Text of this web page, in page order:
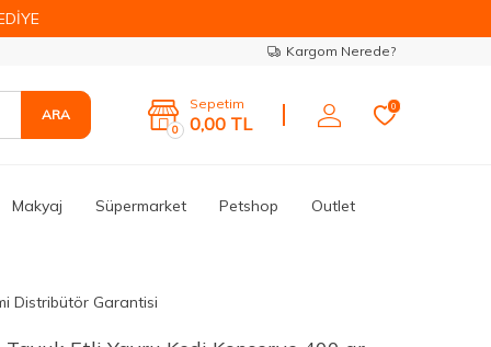
Kargom Nerede?
ARA
0
Sepetim
0,00 TL
0
Makyaj Süpermarket Petshop Outlet
Distribütör Garantisi